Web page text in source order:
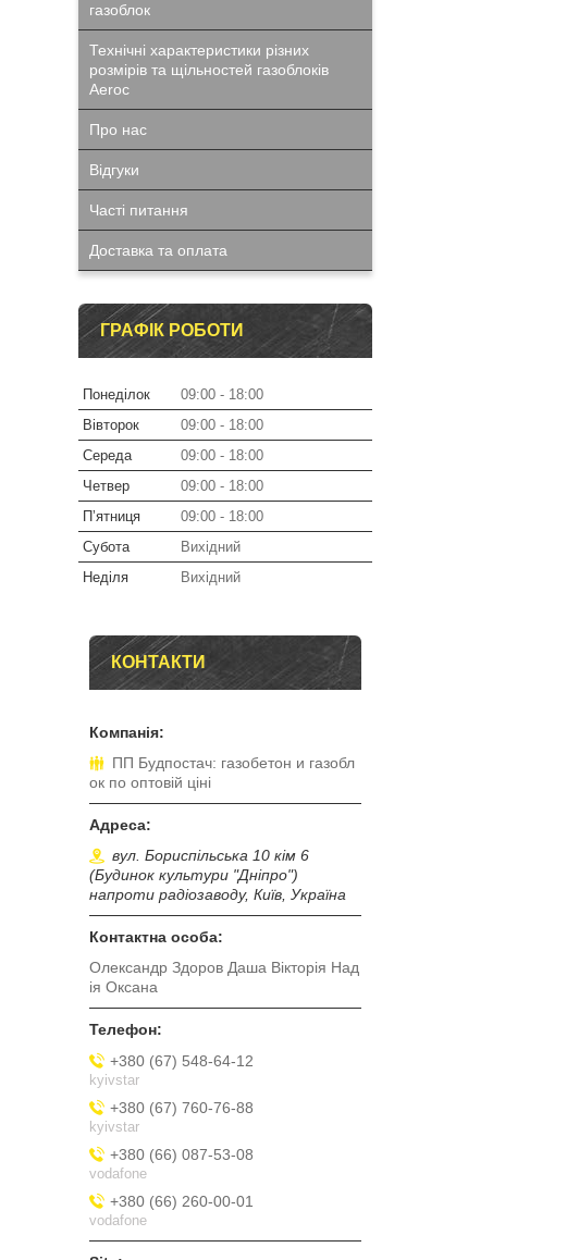
газоблок
Технічні характеристики різних
розмірів та щільностей газоблоків
Aeroc
Про нас
Відгуки
Часті питання
Доставка та оплата
ГРАФІК РОБОТИ
Понеділок 09:00
18:00
Вівторок
09:00
18:00
Середа
09:00
18:00
Четвер
09:00
18:00
Пʼятниця
09:00
18:00
Субота
Вихідний
Неділя
Вихідний
КОНТАКТИ
ПП Будпостач: газобетон и газобл
ок по оптовій ціні
вул. Бориспільська 10 кім 6
(Будинок культури "Дніпро")
напроти радіозаводу, Київ, Україна
Олександр Здоров Даша Вікторія Над
ія Оксана
+380 (67) 548-64-12
kyivstar
+380 (67) 760-76-88
kyivstar
+380 (66) 087-53-08
vodafone
+380 (66) 260-00-01
vodafone